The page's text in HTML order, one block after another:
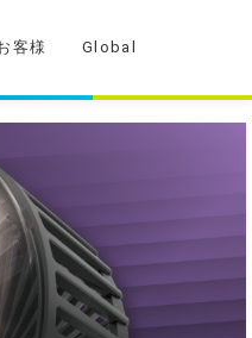
客様 Global